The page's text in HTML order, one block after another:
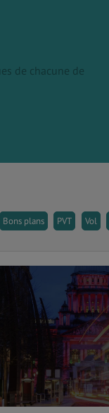
de chacune de
Bons plans PVT Vol